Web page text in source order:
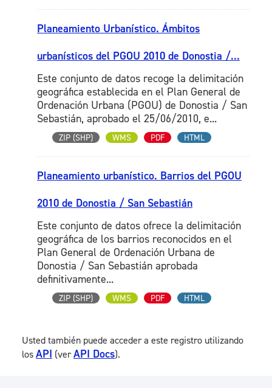
Planeamiento Urbanístico. Ámbitos
urbanísticos del PGOU 2010 de Donostia /...
Este conjunto de datos recoge la delimitación
geográfica establecida en el Plan General de
Ordenación Urbana (PGOU) de Donostia / San
Sebastián, aprobado el 25/06/2010, e...
ZIP (SHP) WMS PDF HTML
Planeamiento urbanístico. Barrios del PGOU
2010 de Donostia / San Sebastián
Este conjunto de datos ofrece la delimitación
geográfica de los barrios reconocidos en el
Plan General de Ordenación Urbana de
Donostia / San Sebastián aprobada
definitivamente...
ZIP (SHP) WMS PDF HTML
Usted también puede acceder a este registro utilizando
los API (verAPI Docs).